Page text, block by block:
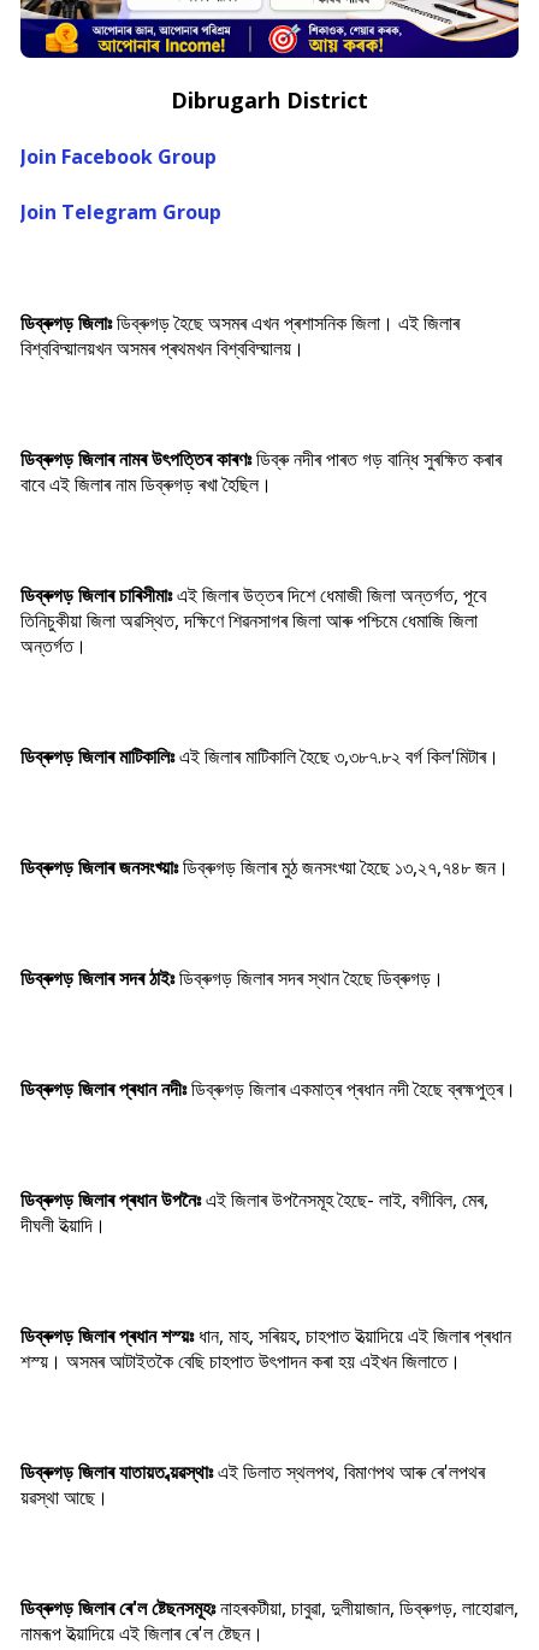
Dibrugarh District
Join Facebook Group
Join Telegram Group
ডিব্ৰুগড় জিলাঃডিব্ৰুগড় হৈছে অসমৰ এখন প্ৰশাসনিক জিলা। এই জিলাৰ
বিশ্ববিদ্য়ালয়খন অসমৰ প্ৰথমখন বিশ্ববিদ্য়ালয়।
ডিব্ৰুগড় জিলাৰ নামৰ উৎপত্তিৰ কাৰণঃডিব্ৰু নদীৰ পাৰত গড় বান্ধি সুৰক্ষিত কৰাৰ
বাবে এই জিলাৰ নাম ডিব্ৰুগড় ৰখা হৈছিল।
ডিব্ৰুগড় জিলাৰ চাৰিসীমাঃএই জিলাৰ উত্তৰ দিশে ধেমাজী জিলা অন্তৰ্গত, পূবে
তিনিচুকীয়া জিলা অৱস্থিত, দক্ষিণে শিৱনসাগৰ জিলা আৰু পশ্চিমে ধেমাজি জিলা
অন্তৰ্গত।
ডিব্ৰুগড় জিলাৰ মাটিকালিঃএই জিলাৰ মাটিকালি হৈছে ৩,৩৮৭.৮২ বৰ্গ কিল'মিটাৰ।
ডিব্ৰুগড় জিলাৰ জনসংখ্য়াঃডিব্ৰুগড় জিলাৰ মুঠ জনসংখ্য়া হৈছে ১৩,২৭,৭৪৮ জন।
ডিব্ৰুগড় জিলাৰ সদৰ ঠাইঃডিব্ৰুগড় জিলাৰ সদৰ স্থান হৈছে ডিব্ৰুগড়।
ডিব্ৰুগড় জিলাৰ প্ৰধান নদীঃডিব্ৰুগড় জিলাৰ একমাত্ৰ প্ৰধান নদী হৈছে ব্ৰহ্মপুত্ৰ।
ডিব্ৰুগড় জিলাৰ প্ৰধান উপনৈঃএই জিলাৰ উপনৈসমূহ হৈছে- লাই, বগীবিল, মেৰ,
দীঘলী ইত্য়াদি।
ডিব্ৰুগড় জিলাৰ প্ৰধান শস্য়ঃধান, মাহ, সৰিয়হ, চাহপাত ইত্য়াদিয়ে এই জিলাৰ প্ৰধান
শস্য়। অসমৰ আটাইতকৈ বেছি চাহপাত উৎপাদন কৰা হয় এইখন জিলাতে।
ডিব্ৰুগড় জিলাৰ যাতায়ত ব্য়ৱস্থাঃএই ডিলাত স্থলপথ, বিমাণপথ আৰু ৰে'লপথৰ
ব্য়ৱস্থা আছে।
ডিব্ৰুগড় জিলাৰ ৰে'ল ষ্টেছনসমূহঃনাহৰকটীয়া, চাবুৱা, দুলীয়াজান, ডিব্ৰুগড়, লাহোৱাল,
নামৰূপ ইত্য়াদিয়ে এই জিলাৰ ৰে'ল ষ্টেছন।